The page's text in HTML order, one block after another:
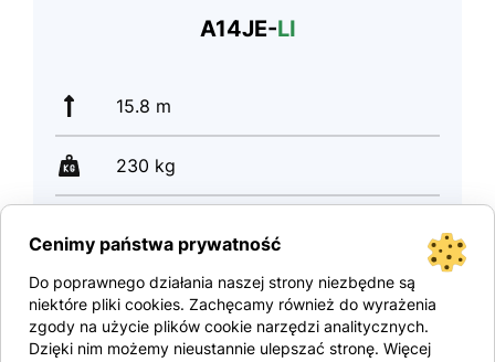
A14JE-LI
15.8 m
230 kg
Skatiet produktu
45 200 €
Cenimy państwa prywatność
Do poprawnego działania naszej strony niezbędne są
niektóre pliki cookies. Zachęcamy również do wyrażenia
zgody na użycie plików cookie narzędzi analitycznych.
Dzięki nim możemy nieustannie ulepszać stronę. Więcej